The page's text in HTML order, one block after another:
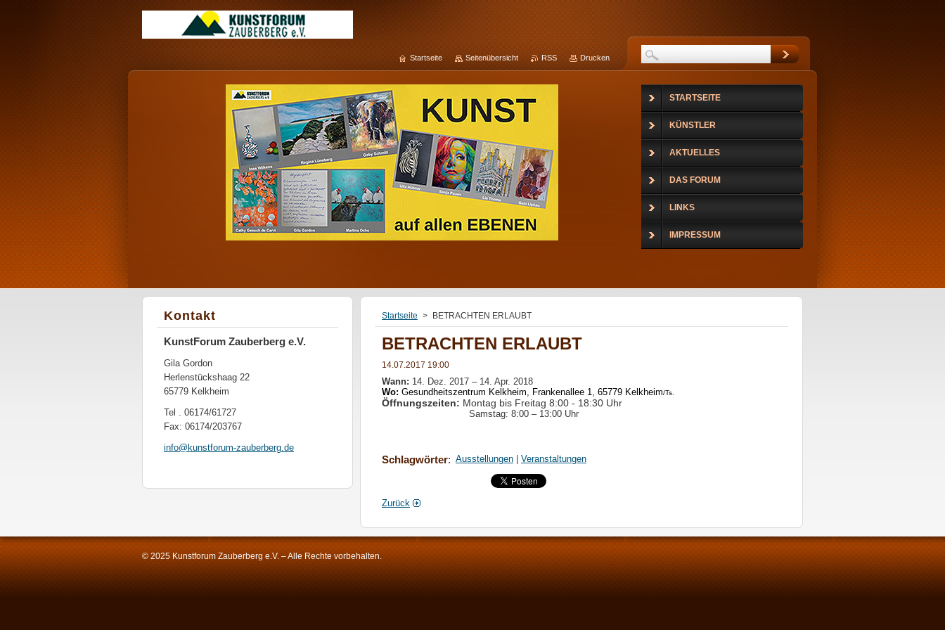
Startseite > BETRACHTEN ERLAUBT
BETRACHTEN ERLAUBT
14.07.2017 19:00
Wann: 14. Dez. 2017 – 14. Apr. 2018
Wo: Gesundheitszentrum Kelkheim, Frankenallee 1, 65779 Kelkheim/Ts.
Öffnungszeiten: Montag bis Freitag 8:00 - 18:30 Uhr
Samstag: 8:00 – 13:00 Uhr
Schlagwörter: Ausstellungen Veranstaltungen
Zurück
Kontakt
KunstForum Zauberberg e.V.
Gila Gordon
Herlenstückshaag 22
65779 Kelkheim
Tel . 06174/61727
Fax: 06174/203767
info@kunstforum-zauberberg.de
STARTSEITE
KÜNSTLER
AKTUELLES
DAS FORUM
LINKS
IMPRESSUM
Startseite Seitenübersicht RSS Drucken
© 2025 Kunstforum Zauberberg e.V. – Alle Rechte vorbehalten.